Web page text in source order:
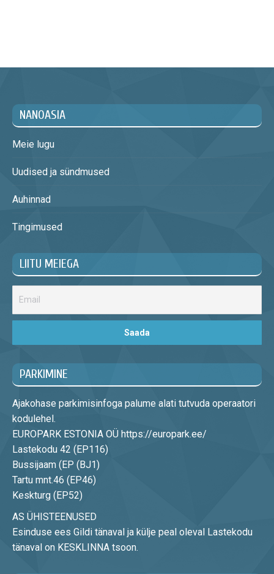
NANOASIA
Meie lugu
Uudised ja sündmused
Auhinnad
Tingimused
LIITU MEIEGA
PARKIMINE
Ajakohase parkimisinfoga palume alati tutvuda operaatori
kodulehel.
EUROPARK ESTONIA OÜ https://europark.ee/
Lastekodu 42 (EP116)
Bussijaam (EP (BJ1)
Tartu mnt.46 (EP46)
Keskturg (EP52)
AS ÜHISTEENUSED
Esinduse ees Gildi tänaval ja külje peal oleval Lastekodu
tänaval on KESKLINNA tsoon.